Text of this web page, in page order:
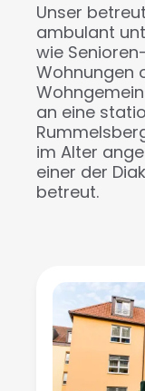
Unser
ambulant
wie
Wohnungen
an eine
im Alter
einer der
betreut.